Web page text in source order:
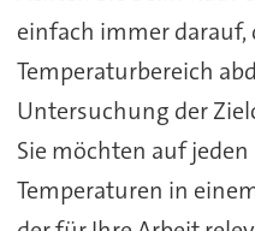
einfach immer darauf,
Temperaturbereich
Untersuchung der
Sie möchten auf jeden
Temperaturen in